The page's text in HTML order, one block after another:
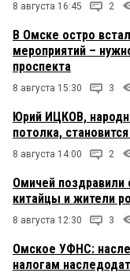
8 августа 16:45 2
В Омске остро
мероприятий –
проспекта
8 августа 15:30 3
Юрий ИЦКОВ,
потолка,
8 августа 14:00 2
Омичей поздравили
китайцы и жители
8 августа 12:30 3
Омское УФНС:
налогам